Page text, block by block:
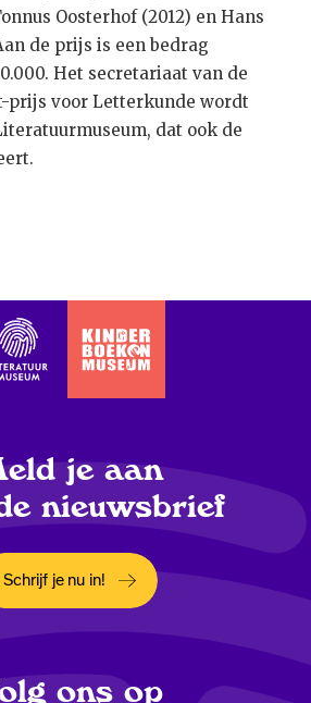
Oosterhof (2012) en Hans
de prijs is een bedrag
Het secretariaat van de
prijs voor Letterkunde wordt
dat ook de
je aan
nieuwsbrief
Opent in een nieuw tabblad
Schrijf je nu in!
ons op